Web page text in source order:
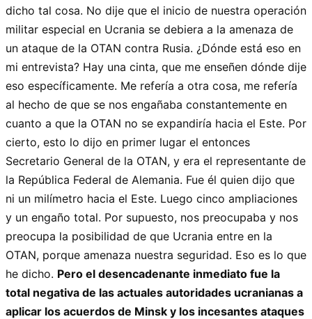
dicho tal cosa. No dije que el inicio de nuestra operación
militar especial en Ucrania se debiera a la amenaza de
un ataque de la OTAN contra Rusia. ¿Dónde está eso en
mi entrevista? Hay una cinta, que me enseñen dónde dije
eso específicamente. Me refería a otra cosa, me refería
al hecho de que se nos engañaba constantemente en
cuanto a que la OTAN no se expandiría hacia el Este. Por
cierto, esto lo dijo en primer lugar el entonces
Secretario General de la OTAN, y era el representante de
la República Federal de Alemania. Fue él quien dijo que
ni un milímetro hacia el Este. Luego cinco ampliaciones
y un engaño total. Por supuesto, nos preocupaba y nos
preocupa la posibilidad de que Ucrania entre en la
OTAN, porque amenaza nuestra seguridad. Eso es lo que
he dicho. Pero el desencadenante inmediato fue la
total negativa de las actuales autoridades ucranianas a
aplicar los acuerdos de Minsk y los incesantes ataques